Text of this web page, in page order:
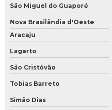
São Miguel do Guaporé
Nova Brasilândia d'Oeste
Aracaju
Lagarto
São Cristóvão
Tobias Barreto
Simão Dias